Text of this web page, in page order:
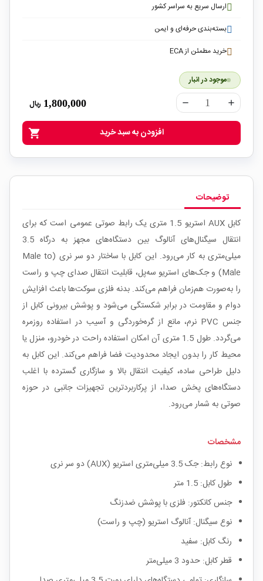
ارسال سریع به سراسر کشور
بسته‌بندی حرفه‌ای و ایمن
خرید مطمئن از ECA
موجود در انبار
remove add
1,800,000 ریال
shopping_cart افزودن به سبد خرید
توضیحات
کابل AUX استریو 1.5 متری یک رابط صوتی عمومی است که برای
انتقال سیگنال‌های آنالوگ بین دستگاه‌های مجهز به درگاه 3.5
میلی‌متری به کار می‌رود. این کابل با ساختار دو سر نری (Male to
Male) و جک‌های استریو سه‌پل، قابلیت انتقال صدای چپ و راست
را به‌صورت هم‌زمان فراهم می‌کند. بدنه فلزی سوکت‌ها باعث افزایش
دوام و مقاومت در برابر شکستگی می‌شود و پوشش بیرونی کابل از
جنس PVC نرم، مانع از گره‌خوردگی و آسیب در استفاده روزمره
می‌گردد. طول 1.5 متری آن امکان استفاده راحت در خودرو، منزل یا
محیط کار را بدون ایجاد محدودیت فضا فراهم می‌کند. این کابل به
دلیل طراحی ساده، کیفیت انتقال بالا و سازگاری گسترده با اغلب
دستگاه‌های پخش صدا، از پرکاربردترین تجهیزات جانبی در حوزه
صوتی به شمار می‌رود.
مشخصات
نوع رابط: جک 3.5 میلی‌متری استریو (AUX) دو سر نری
طول کابل: 1.5 متر
جنس کانکتور: فلزی با پوشش ضد‌زنگ
نوع سیگنال: آنالوگ استریو (چپ و راست)
رنگ کابل: سفید
قطر کابل: حدود 3 میلی‌متر